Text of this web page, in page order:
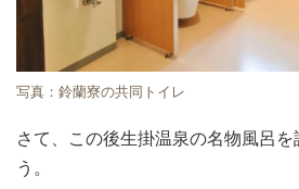
写真：鈴蘭寮の共同トイレ
さて、この後生掛温泉の名物風呂を
う。